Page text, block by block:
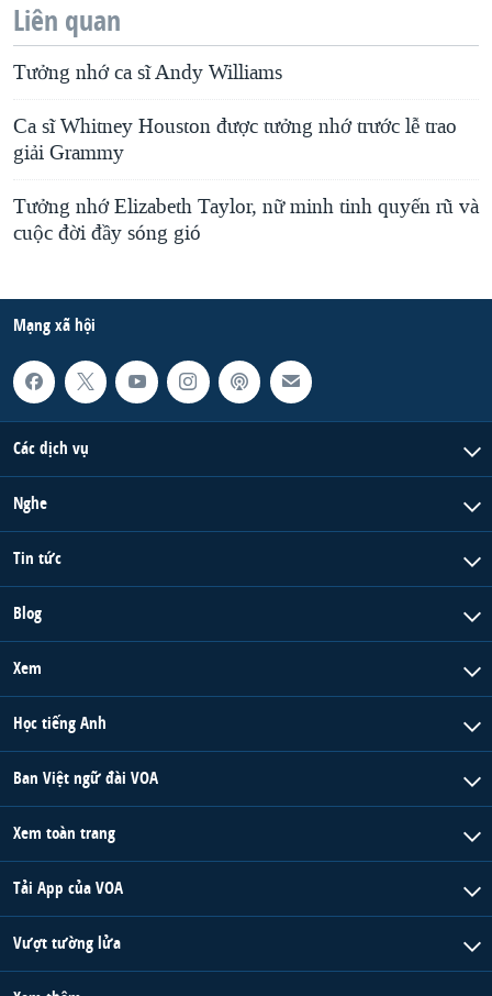
Liên quan
Tưởng nhớ ca sĩ Andy Williams
Ca sĩ Whitney Houston được tưởng nhớ trước lễ trao
giải Grammy
Tưởng nhớ Elizabeth Taylor, nữ minh tinh quyến rũ và
cuộc đời đầy sóng gió
Mạng xã hội
Các dịch vụ
Nghe
Tin tức
Blog
Xem
Học tiếng Anh
Ban Việt ngữ đài VOA
Xem toàn trang
Tải App của VOA
Vượt tường lửa